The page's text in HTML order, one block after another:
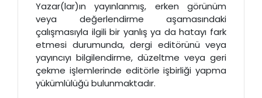
Yazar(lar)ın yayınlanmış, erken görünüm
veya değerlendirme aşamasındaki
çalışmasıyla ilgili bir yanlış ya da hatayı fark
etmesi durumunda, dergi editörünü veya
yayıncıyı bilgilendirme, düzeltme veya geri
çekme işlemlerinde editörle işbirliği yapma
yükümlülüğü bulunmaktadır.